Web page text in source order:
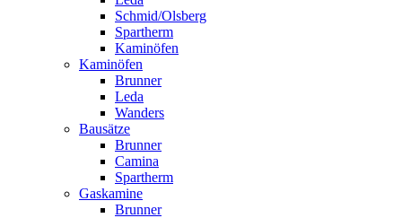
Schmid/Olsberg
Spartherm
Kaminöfen
Kaminöfen
Brunner
Leda
Wanders
Bausätze
Brunner
Camina
Spartherm
Gaskamine
Brunner